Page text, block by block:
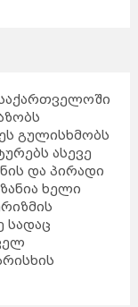
გულისხმობს
ასევე
და პირადი
ხელი
სადაც